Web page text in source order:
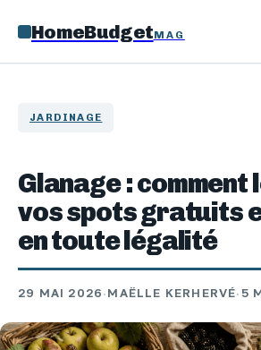
HomeBudgetMAG
JARDINAGE
Glanage :
vos spots gratuits
en toute légalité
29 MAI 2026·MAËLLE KERHERVÉ· 5